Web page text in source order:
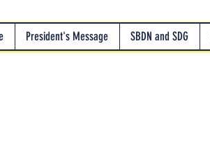
President's Message SBDN and SDG